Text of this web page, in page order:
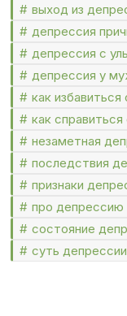
выход из
депрессия
депрессия с
депрессия у
как
как
незаметная
последствия
признаки
про депрессию
состояние
суть депрессии